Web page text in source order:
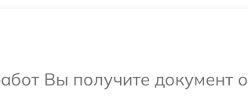
Вы получите документ о